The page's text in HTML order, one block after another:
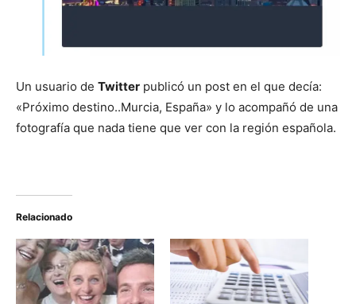
Un usuario de Twitter publicó un post en el que decía:
«Próximo destino..Murcia, España» y lo acompañó de una
fotografía que nada tiene que ver con la región española.
Relacionado